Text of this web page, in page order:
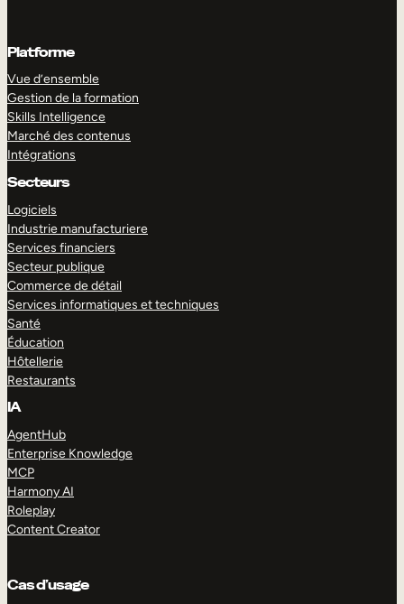
Platforme
Vue d’ensemble
Gestion de la formation
Skills Intelligence
Marché des contenus
Intégrations
Secteurs
Logiciels
Industrie manufacturiere
Services financiers
Secteur publique
Commerce de détail
Services informatiques et techniques
Santé
Éducation
Hôtellerie
Restaurants
IA
AgentHub
Enterprise Knowledge
MCP
Harmony AI
Roleplay
Content Creator
Cas d’usage